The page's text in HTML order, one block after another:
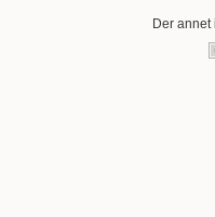
Der